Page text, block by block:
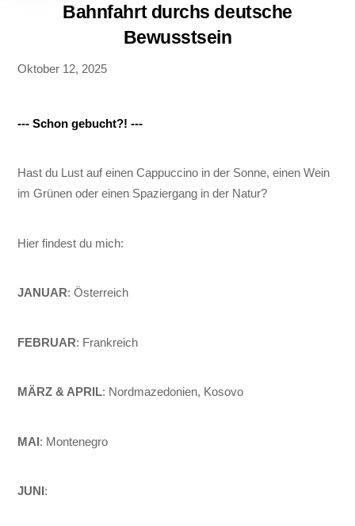
Bahnfahrt durchs deutsche
Bewusstsein
Oktober 12, 2025
--- Schon gebucht?! ---
Hast du Lust auf einen Cappuccino in der Sonne, einen Wein
im Grünen oder einen Spaziergang in der Natur?
Hier findest du mich:
JANUAR: Österreich
FEBRUAR: Frankreich
MÄRZ & APRIL: Nordmazedonien, Kosovo
MAI: Montenegro
JUNI: